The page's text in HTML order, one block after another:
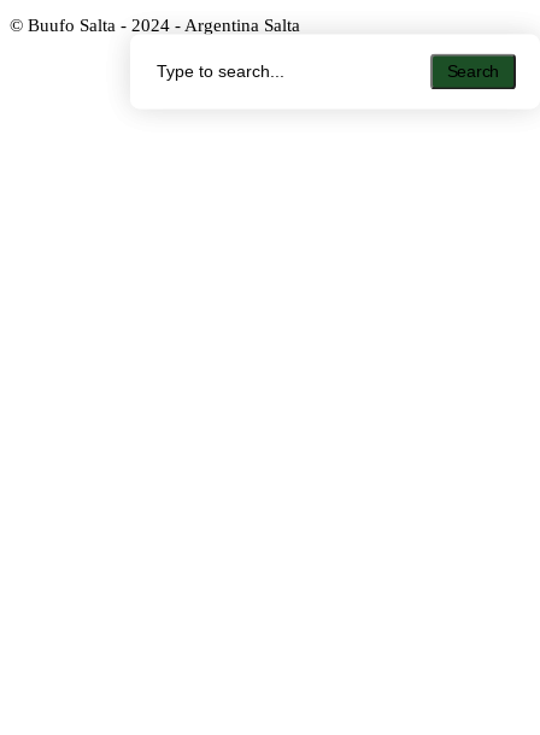
Search
Search
© Buufo Salta - 2024 - Argentina Salta